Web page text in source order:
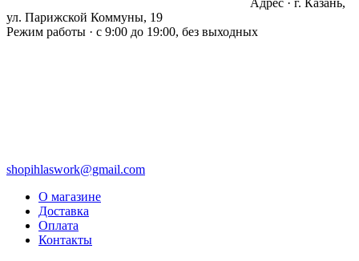
Адрес · г. Казань,
ул. Парижской Коммуны, 19
Режим работы · с 9:00 до 19:00, без выходных
shopihlaswork@gmail.com
О магазине
Доставка
Оплата
Контакты